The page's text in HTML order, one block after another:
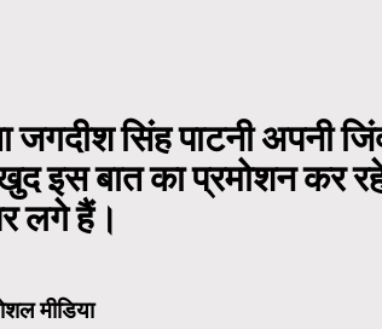
जगदीश सिंह पाटनी अपनी
इस बात का प्रमोशन कर
लगे हैं।
मीडिया